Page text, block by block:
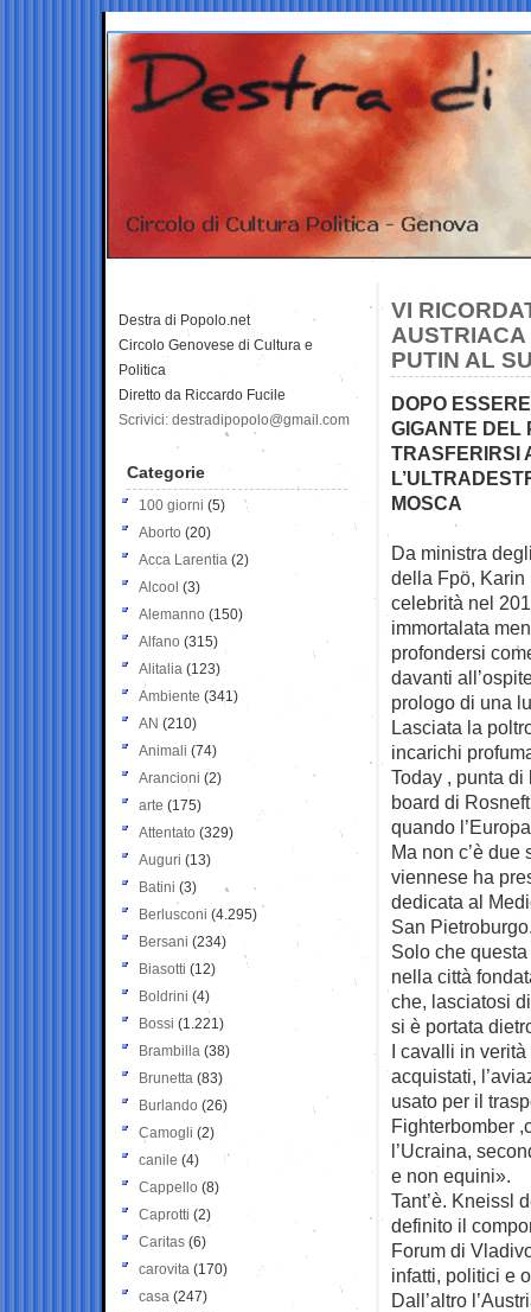
VI
PUTIN AL
DOPO
GIGANTE DEL
TRASFERIRSI
MOSCA
Da ministra
della Fpö, Karin
celebrità nel
immortalata
profondersi
davanti
prologo di una
Lasciata la
incarichi
Today , punta
board di
quando
Ma non c’è
viennese ha
dedicata al
San
Solo che
nella città
che, lasciatosi
si è portata
I cavalli in
acquistati,
usato per il
Fighterbomber
l’Ucraina,
e non equini».
Tant’è. Kneissl
definito il
Forum di
infatti, politici e
Dall’altro
Destra di Popolo.net
Circolo Genovese di Cultura e
Politica
Diretto da Riccardo Fucile
Scrivici: destradipopolo@gmail.com
Categorie
100 giorni (5)
Aborto (20)
Acca Larentia (2)
Alcool (3)
Alemanno (150)
Alfano (315)
Alitalia (123)
Ambiente (341)
AN (210)
Animali (74)
Arancioni (2)
arte (175)
Attentato (329)
Auguri (13)
Batini (3)
Berlusconi (4.295)
Bersani (234)
Biasotti (12)
Boldrini (4)
Bossi (1.221)
Brambilla (38)
Brunetta (83)
Burlando (26)
Camogli (2)
canile (4)
Cappello (8)
Caprotti (2)
Caritas (6)
carovita (170)
casa (247)